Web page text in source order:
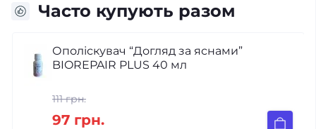
Часто купують разом
Ополіскувач “Догляд за яснами”
BIOREPAIR PLUS 40 мл
111 грн.
97 грн.